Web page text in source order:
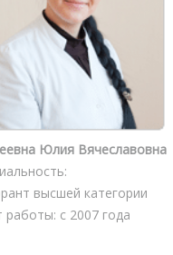
Юлия Вячеславовна
высшей категории
работы: с 2007 года